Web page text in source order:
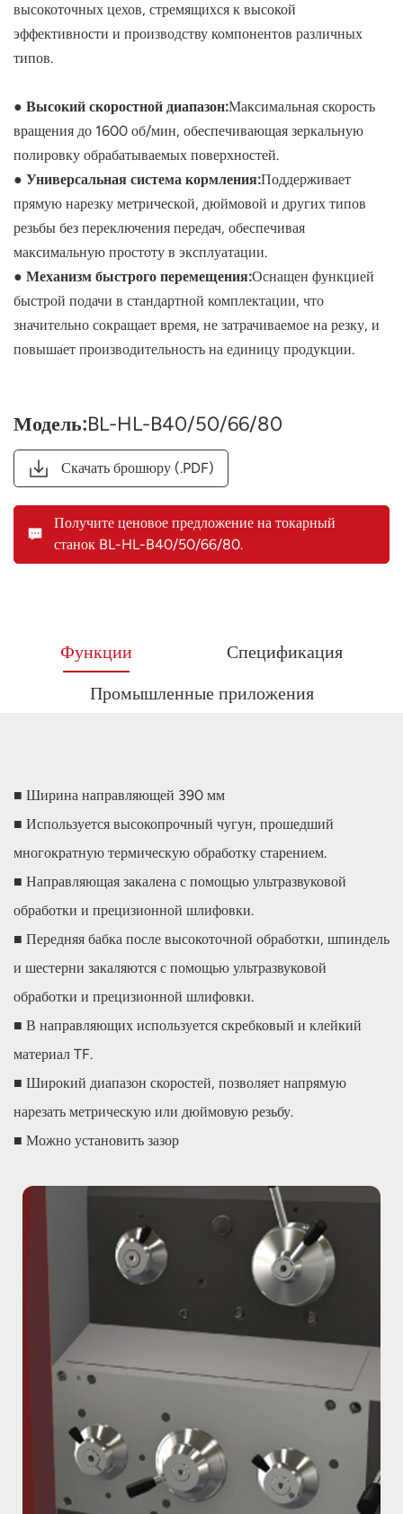
высокоточных цехов, стремящихся к высокой
эффективности и производству компонентов различных
типов.
● Высокий скоростной диапазон:Максимальная скорость
вращения до 1600 об/мин, обеспечивающая зеркальную
полировку обрабатываемых поверхностей.
● Универсальная система кормления:Поддерживает
прямую нарезку метрической, дюймовой и других типов
резьбы без переключения передач, обеспечивая
максимальную простоту в эксплуатации.
● Механизм быстрого перемещения:Оснащен функцией
быстрой подачи в стандартной комплектации, что
значительно сокращает время, не затрачиваемое на резку, и
повышает производительность на единицу продукции.
Модель:BL-HL-B40/50/66/80
Получите ценовое предложение на токарный
станок BL-HL-B40/50/66/80.
Скачать брошюру (.PDF)
Функции
Спецификация
Промышленные приложения
■ Ширина направляющей 390 мм
■ Используется высокопрочный чугун, прошедший
многократную термическую обработку старением.
■ Направляющая закалена с помощью ультразвуковой
обработки и прецизионной шлифовки.
■ Передняя бабка после высокоточной обработки, шпиндель
и шестерни закаляются с помощью ультразвуковой
обработки и прецизионной шлифовки.
■ В направляющих используется скребковый и клейкий
материал TF.
■ Широкий диапазон скоростей, позволяет напрямую
нарезать метрическую или дюймовую резьбу.
■ Можно установить зазор